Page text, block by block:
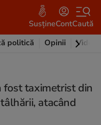
SusțineContCaută
politică Opinii Video
fost taximetrist din
atacând